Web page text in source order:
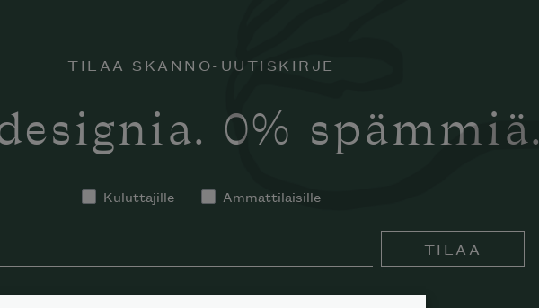
TILAA SKANNO-UUTISKIRJE
0% spämmiä.
Kuluttajille Ammattilaisille
TILAA